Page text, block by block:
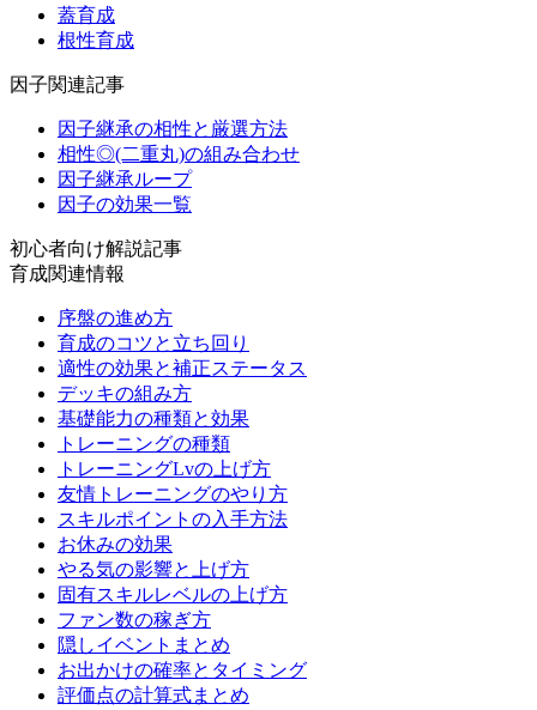
蓋育成
根性育成
因子関連記事
因子継承の相性と厳選方法
相性◎(二重丸)の組み合わせ
因子継承ループ
因子の効果一覧
初心者向け解説記事
育成関連情報
序盤の進め方
育成のコツと立ち回り
適性の効果と補正ステータス
デッキの組み方
基礎能力の種類と効果
トレーニングの種類
トレーニングLvの上げ方
友情トレーニングのやり方
スキルポイントの入手方法
お休みの効果
やる気の影響と上げ方
固有スキルレベルの上げ方
ファン数の稼ぎ方
隠しイベントまとめ
お出かけの確率とタイミング
評価点の計算式まとめ